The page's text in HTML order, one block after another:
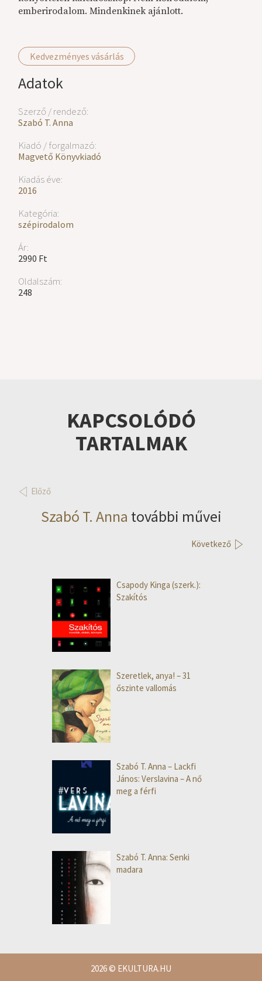
Kedvezményes vásárlás
Adatok
Szerző / rendező:
Szabó T. Anna
Kiadó / forgalmazó:
Magvető Könyvkiadó
Kiadás éve:
2016
Kategória:
szépirodalom
Ár:
2990 Ft
Oldalszám:
248
emberirodalom. Mindenkinek ajánlott.
KAPCSOLÓDÓ
TARTALMAK
Előző
Szabó T. Anna további művei
Következő
Csapody Kinga (szerk.):
Szakítós
Szeretlek, anya! – 31
őszinte vallomás
Szabó T. Anna – Lackfi
János: Verslavina – A nő
meg a férfi
Szabó T. Anna: Senki
madara
2026© EKULTURA.HU